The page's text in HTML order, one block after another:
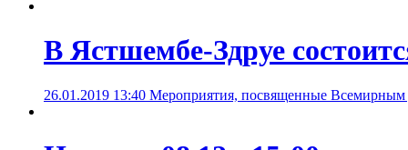
В Ястшембе-Здруе
26.01.2019 13:40 Мероприятия, посвященные